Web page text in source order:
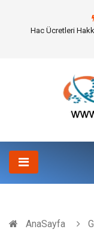
Hac Ücretleri
AnaSayfa